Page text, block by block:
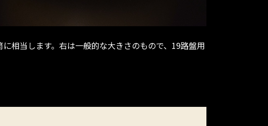
相当します。右は一般的な大きさのもので、19路盤用